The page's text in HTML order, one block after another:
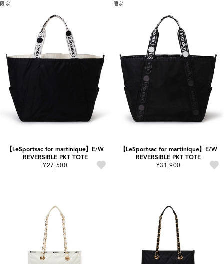
限定
【LeSportsac for martinique】E/W
REVERSIBLE PKT TOTE
¥27,500
限定
【LeSportsac for martinique】E/W
REVERSIBLE PKT TOTE
¥31,900